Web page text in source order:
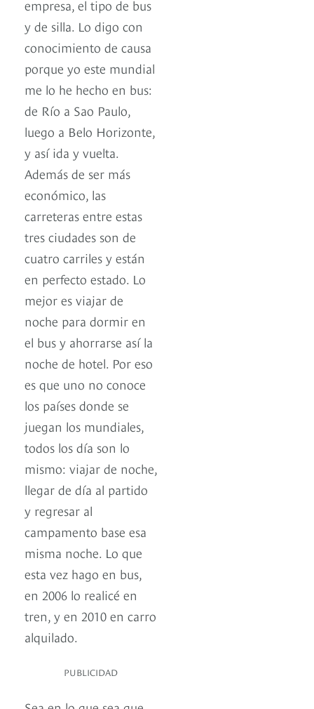
empresa, el tipo de bus
y de silla. Lo digo con
conocimiento de causa
porque yo este mundial
me lo he hecho en bus:
de Río a Sao Paulo,
luego a Belo Horizonte,
y así ida y vuelta.
Además de ser más
económico, las
carreteras entre estas
tres ciudades son de
cuatro carriles y están
en perfecto estado. Lo
mejor es viajar de
noche para dormir en
el bus y ahorrarse así la
noche de hotel. Por eso
es que uno no conoce
los países donde se
juegan los mundiales,
todos los día son lo
mismo: viajar de noche,
llegar de día al partido
y regresar al
campamento base esa
misma noche. Lo que
esta vez hago en bus,
en 2006 lo realicé en
tren, y en 2010 en carro
alquilado.
PUBLICIDAD